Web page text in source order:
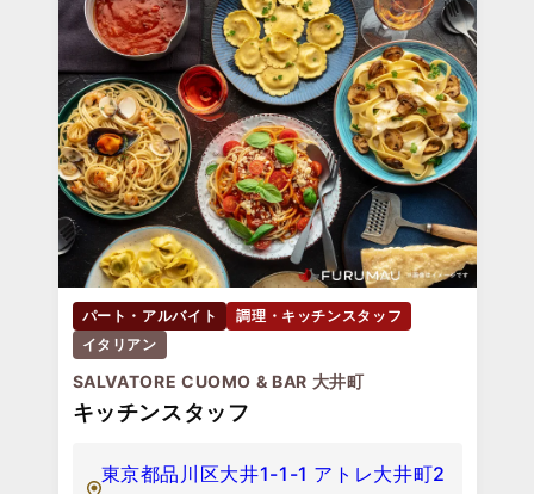
パート・アルバイト
調理・キッチンスタッフ
イタリアン
SALVATORE CUOMO & BAR 大井町
キッチンスタッフ
東京都品川区大井1-1-1 アトレ大井町2